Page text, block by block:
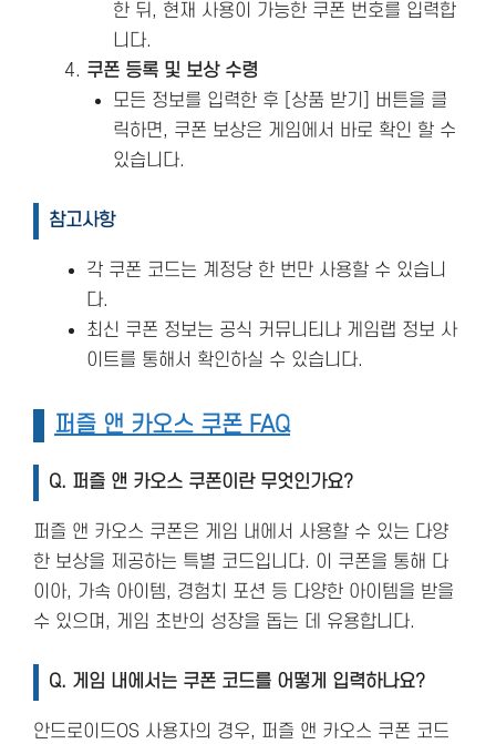
한 뒤, 현재 사용이 가능한 쿠폰 번호를 입력합
니다.
쿠폰 등록 및 보상 수령
모든 정보를 입력한 후 [상품 받기] 버튼을 클
릭하면, 쿠폰 보상은 게임에서 바로 확인 할 수
있습니다.
참고사항
각 쿠폰 코드는 계정당 한 번만 사용할 수 있습니
다.
최신 쿠폰 정보는 공식 커뮤니티나 게임랩 정보 사
이트를 통해서 확인하실 수 있습니다.
퍼즐 앤 카오스 쿠폰 FAQ
Q. 퍼즐 앤 카오스 쿠폰이란 무엇인가요?
퍼즐 앤 카오스 쿠폰은 게임 내에서 사용할 수 있는 다양
한 보상을 제공하는 특별 코드입니다. 이 쿠폰을 통해 다
이아, 가속 아이템, 경험치 포션 등 다양한 아이템을 받을
수 있으며, 게임 초반의 성장을 돕는 데 유용합니다.
Q. 게임 내에서는 쿠폰 코드를 어떻게 입력하나요?
안드로이드OS 사용자의 경우, 퍼즐 앤 카오스 쿠폰 코드